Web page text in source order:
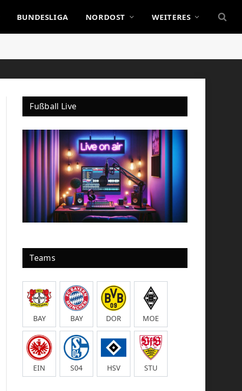
BUNDESLIGA NORDOST WEITERES
Fußball Live
Teams
BAY BAY DOR MOE
EIN S04 HSV STU